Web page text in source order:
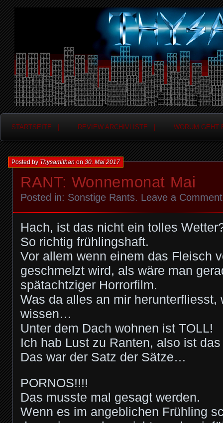
Thysamithan
STARTSEITE . | REVIEW ARCHIVLISTE . | WORUM GEHT
RANT: Wonnemonat Mai
Posted byThysamithanon30. Mai 2017
Posted in: Sonstige Rants. Leave a Comment
Hach, ist das nicht ein tolles
So richtig frühlingshaft.
Vor allem wenn einem das Fleisch
geschmelzt wird, als wäre man
spätachtziger Horrorfilm.
Was da alles an mir herunterfliesst,
wissen…
Unter dem Dach wohnen ist TOLL!
Ich hab Lust zu Ranten, also ist
Das war der Satz der Sätze…
PORNOS!!!!
Das musste mal gesagt werden.
Wenn es im angeblichen Frühling